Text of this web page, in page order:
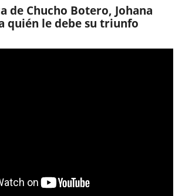
de Chucho Botero, Johana
quién le debe su triunfo